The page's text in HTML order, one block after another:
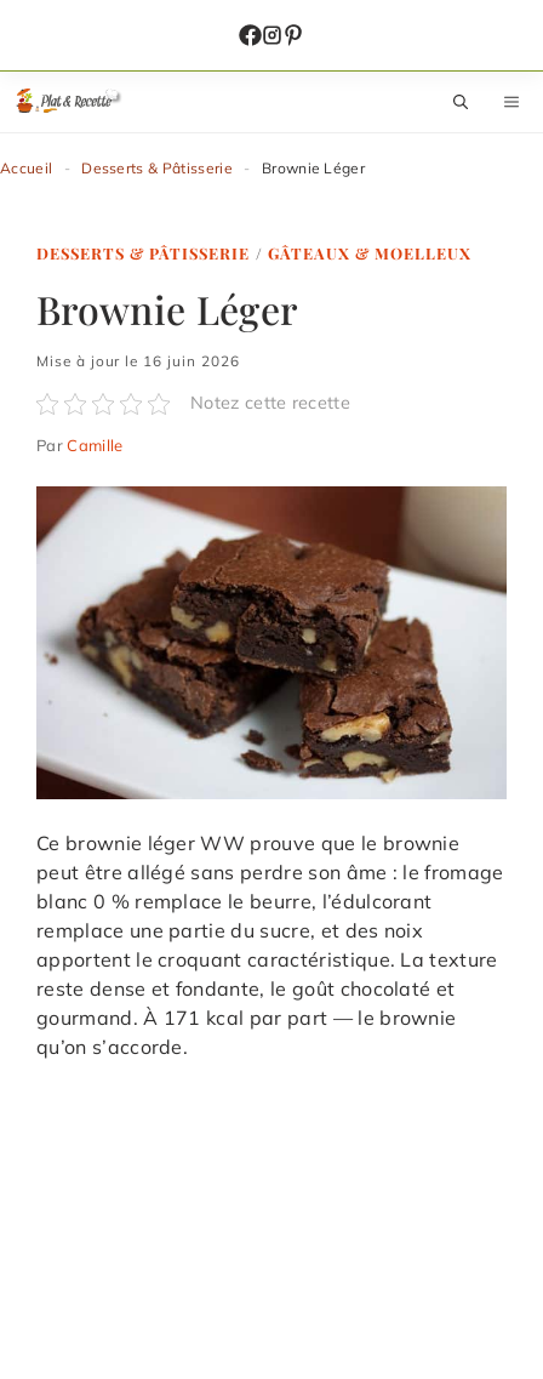
contenu
Accueil - Desserts & Pâtisserie - Brownie Léger
DESSERTS & PÂTISSERIE / GÂTEAUX & MOELLEUX
Brownie Léger
Mise à jour le 16 juin 2026
Notez cette recette
ParCamille
Ce brownie léger WW prouve que le brownie
peut être allégé sans perdre son âme : le fromage
blanc 0 % remplace le beurre, l’édulcorant
remplace une partie du sucre, et des noix
apportent le croquant caractéristique. La texture
reste dense et fondante, le goût chocolaté et
gourmand. À 171 kcal par part — le brownie
qu’on s’accorde.